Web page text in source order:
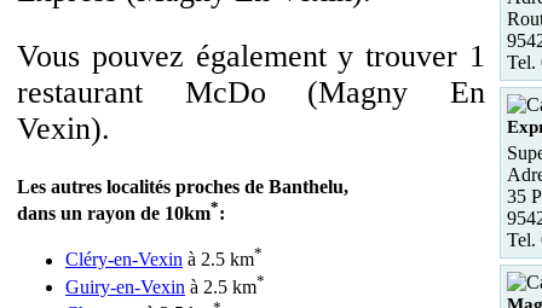
Vous pouvez également y trouver 1
restaurant McDo (Magny En
Vexin).
Les autres localités proches de Banthelu,
dans un rayon de 10km*:
Cléry-en-Vexin à 2.5 km*
Guiry-en-Vexin à 2.5 km*
Tel.
35
Tel.